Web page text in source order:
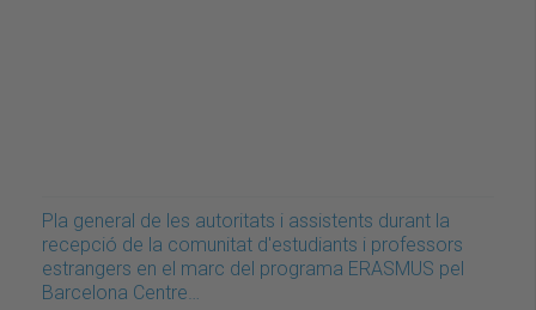
Pla general de les autoritats i assistents durant la
recepció de la comunitat d'estudiants i professors
estrangers en el marc del programa ERASMUS pel
Barcelona Centre…